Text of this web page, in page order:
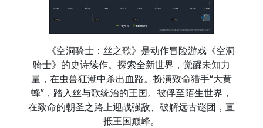
《空洞骑士：丝之歌》是动作冒险游戏《空洞
骑士》的史诗续作。探索全新世界，觉醒未知力
量，在虫兽狂潮中杀出血路。扮演致命猎手“大黄
蜂”，踏入丝与歌统治的王国。被俘至陌生世界，
在致命的朝圣之路上迎战强敌、破解远古谜团，直
抵王国巅峰。